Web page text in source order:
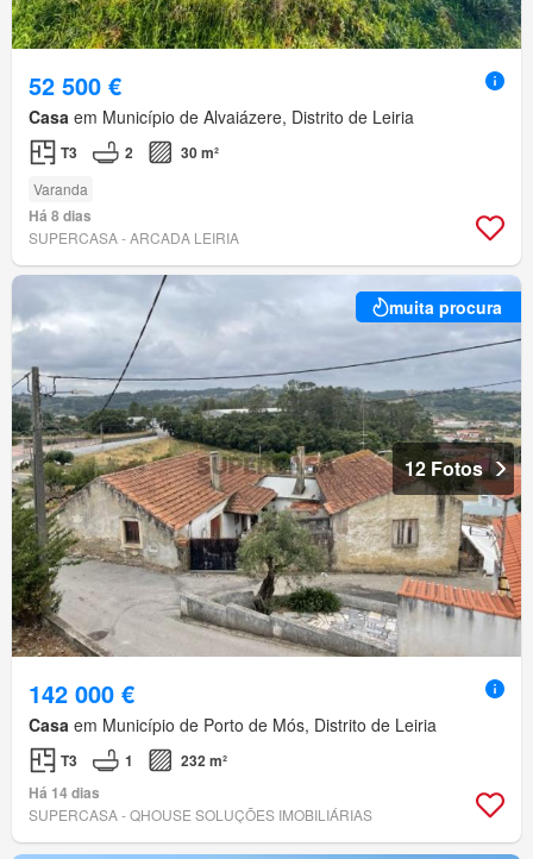
52 500 €
Casa em Município de Alvaiázere, Distrito de Leiria
T3 2 30 m²
Varanda
Há 8 dias
SUPERCASA - ARCADA LEIRIA
muita procura
12 Fotos
142 000 €
Casa em Município de Porto de Mós, Distrito de Leiria
T3 1
232 m²
Há 14 dias
SUPERCASA - QHOUSE SOLUÇÕES IMOBILIÁRIAS